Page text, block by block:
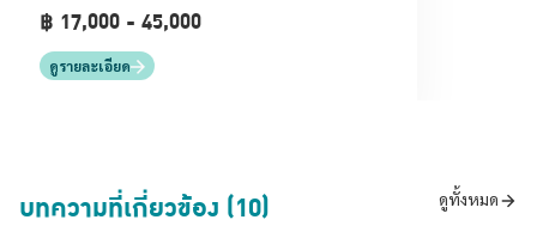
฿ 17,000 - 45,000
ดูรายละเอียด
บทความที่เกี่ยวข้อง (10) ดูทั้งหมด